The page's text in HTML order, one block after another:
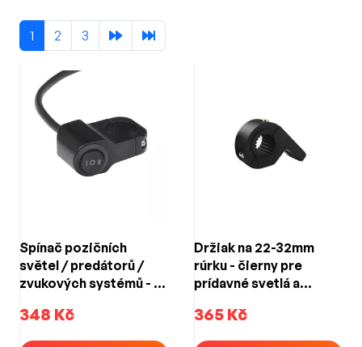
1 2 3
Spínač pozičních
světel / predátorů /
zvukových systémů - na
348 Kč
Držiak na 22-32mm
rúrku - čierny pre
prídavné svetlá a
365 Kč